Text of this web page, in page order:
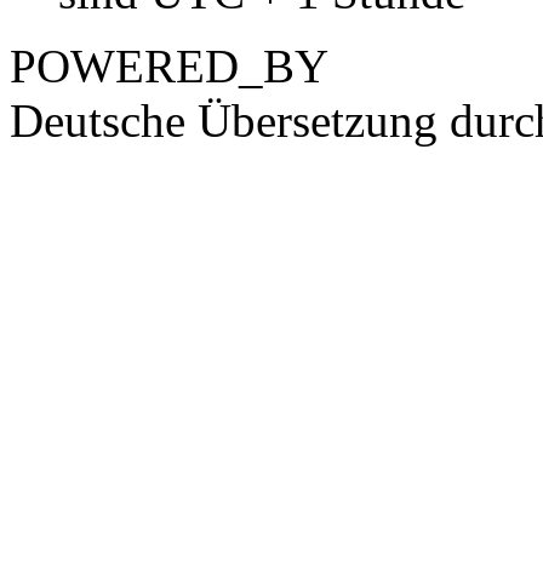
POWERED_BY
Deutsche Übersetzung